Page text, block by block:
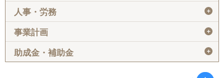
人事・労務 ＋
事業計画 ＋
助成金・補助金 ＋